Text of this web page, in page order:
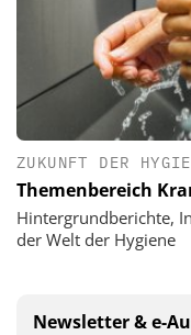
ZUKUNFT DER
Themenbereich
Hintergrundberichte,
der Welt der Hygiene
Newsletter & e-